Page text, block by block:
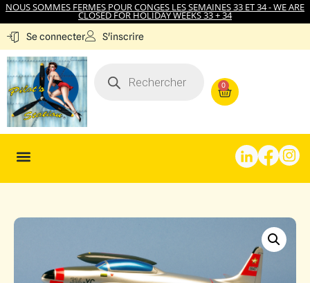
NOUS SOMMES FERMES POUR CONGES LES SEMAINES 33 ET 34 - WE ARE
CLOSED FOR HOLIDAY WEEKS 33 + 34
Se connecter S'inscrire
0